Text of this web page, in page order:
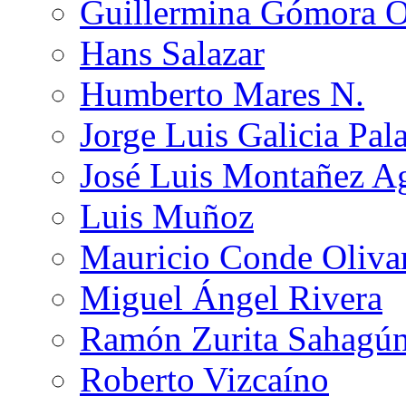
Guillermina Gómora
Hans Salazar
Humberto Mares N.
Jorge Luis Galicia
José Luis Montañez
Luis Muñoz
Mauricio Conde
Miguel Ángel Rivera
Ramón Zurita
Roberto Vizcaíno